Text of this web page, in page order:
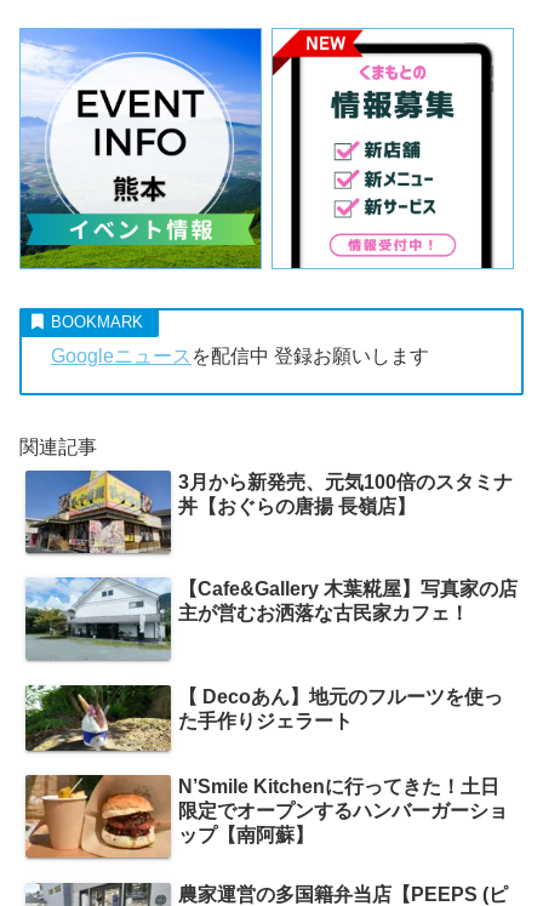
Googleニュース を配信中 登録お願いします
関連記事
3月から新発売、元気100倍のスタミナ
丼【おぐらの唐揚 長嶺店】
【Cafe&Gallery 木葉糀屋】写真家の店
主が営むお洒落な古民家カフェ！
【 Decoあん】地元のフルーツを使っ
た手作りジェラート
N’Smile Kitchenに行ってきた！土日
限定でオープンするハンバーガーショ
ップ【南阿蘇】
農家運営の多国籍弁当店【PEEPS (ピ